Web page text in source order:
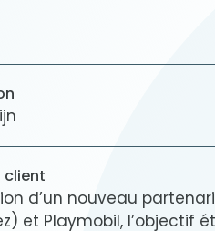
client
d’un nouveau
et Playmobil, l’objectif